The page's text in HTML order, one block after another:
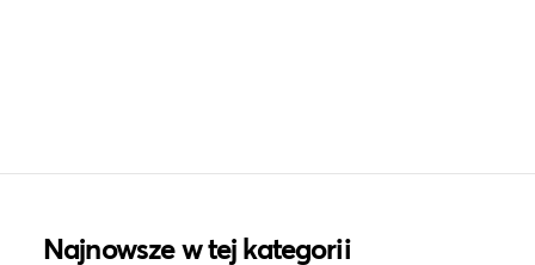
Najnowsze w tej kategorii